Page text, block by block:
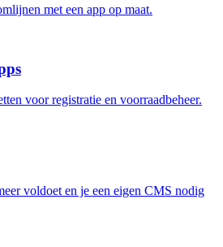
met een app op maat.
voor registratie en voorraadbeheer.
voldoet en je een eigen CMS nodig